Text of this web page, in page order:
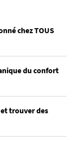
chez TOUS
du confort
trouver des